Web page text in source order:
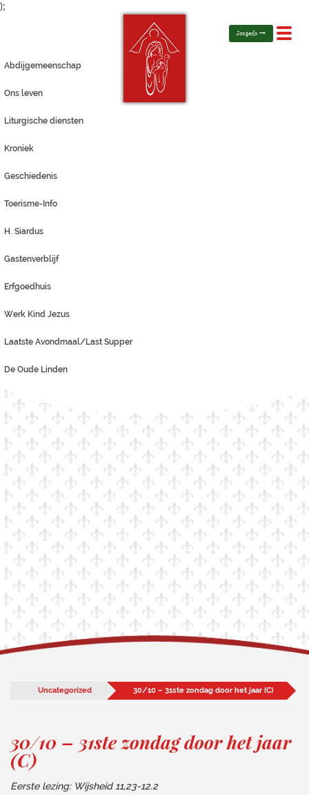
);
Toggle
Jongerlo
Abdijgemeenschap
Ons leven
Liturgische diensten
Kroniek
Geschiedenis
Toerisme-Info
H. Siardus
Gastenverblijf
Erfgoedhuis
Werk Kind Jezus
Laatste Avondmaal/Last Supper
De Oude Linden
Uncategorized 30/10 – 31ste zondag door het jaar (C)
30/10 – 31ste zondag door het jaar
(C)
Eerste lezing: Wijsheid 11,23-12.2